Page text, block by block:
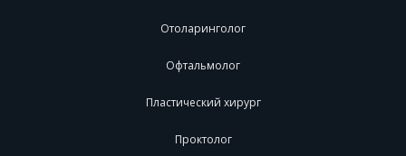
Отоларинголог
Офтальмолог
Пластический хирург
Проктолог